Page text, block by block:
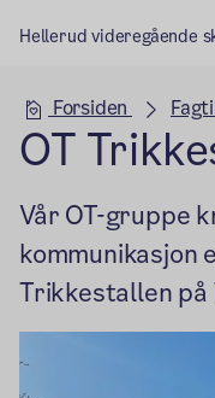
Hellerud videregående
Forsiden
OT
Vår OT-gruppe
kommunikasjon
Trikkestallen på